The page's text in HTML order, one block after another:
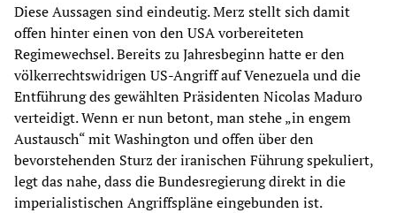
Diese Aussagen sind eindeutig. Merz stellt sich damit
offen hinter einen von den USA vorbereiteten
Regimewechsel. Bereits zu Jahresbeginn hatte er den
völkerrechtswidrigen US-Angriff auf Venezuela und die
Entführung des gewählten Präsidenten Nicolas Maduro
verteidigt. Wenn er nun betont, man stehe „in engem
Austausch“ mit Washington und offen über den
bevorstehenden Sturz der iranischen Führung spekuliert,
legt das nahe, dass die Bundesregierung direkt in die
imperialistischen Angriffspläne eingebunden ist.